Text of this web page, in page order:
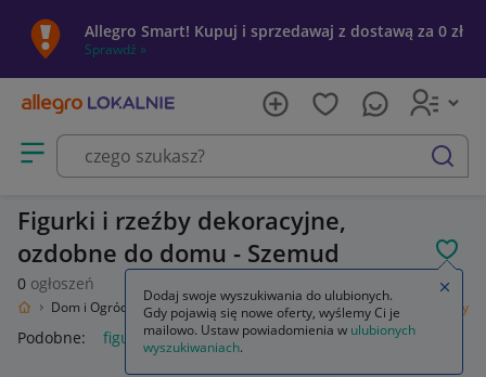
Allegro Smart! Kupuj i sprzedawaj z dostawą za 0 zł
Sprawdź »
Otwórz menu z kategoriami
szukaj
Figurki i rzeźby dekoracyjne,
ozdobne do domu - Szemud
0 ogłoszeń
Dom i Ogród Wyposażenie Dekoracje i ozdoby Figurki i rzeźby
Podobne: figurki i rzeźby figurki i rzeźby do ogrodu
Dodaj swoje wyszukiwania do ulubionych.
Gdy pojawią się nowe oferty, wyślemy Ci je
mailowo. Ustaw powiadomienia w ulubionych
wyszukiwaniach.